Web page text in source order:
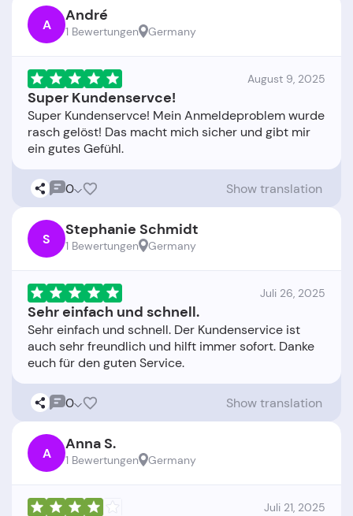
A André
1 Bewertungen Germany
August 9, 2025
Super Kundenservce!
Super Kundenservce! Mein Anmeldeproblem wurde
rasch gelöst! Das macht mich sicher und gibt mir
0 Show translation
S Stephanie Schmidt
1 Bewertungen Germany
Juli 26, 2025
Sehr einfach und schnell.
Sehr einfach und schnell. Der Kundenservice ist
auch sehr freundlich und hilft immer sofort. Danke
0 Show translation
A Anna S.
1 Bewertungen Germany
Juli 21, 2025